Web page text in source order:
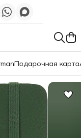
Подарочная карта